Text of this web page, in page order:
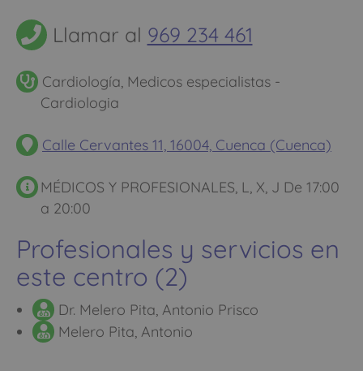
Llamar al 969 234 461
Cardiología, Medicos especialistas -
Cardiologia
Calle Cervantes 11, 16004, Cuenca (Cuenca)
MÉDICOS Y PROFESIONALES, L, X, J De 17:00
a 20:00
Profesionales y servicios en
este centro (2)
Dr. Melero Pita, Antonio Prisco
Melero Pita, Antonio